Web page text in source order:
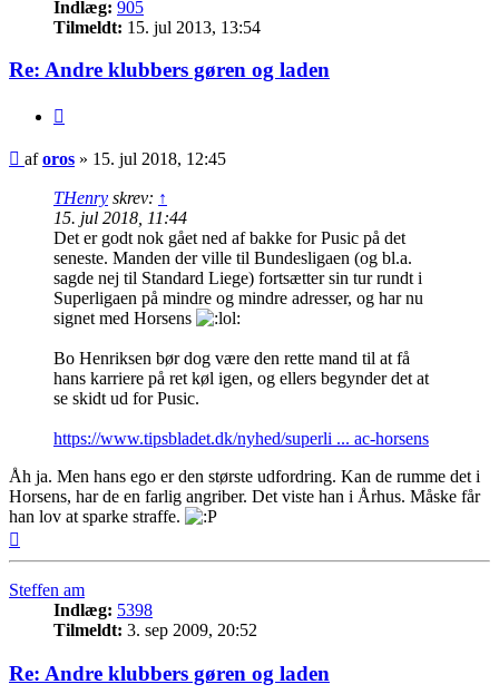
Indlæg: 905
Tilmeldt: 15. jul 2013, 13:54
Re: Andre klubbers gøren og laden
Indlæg
aforos » 15. jul 2018, 12:45
THenry skrev: ↑
15. jul 2018, 11:44
Det er godt nok gået ned af bakke for Pusic på det
seneste. Manden der ville til Bundesligaen (og bl.a.
sagde nej til Standard Liege) fortsætter sin tur rundt i
Superligaen på mindre og mindre adresser, og har nu
signet med Horsens
Bo Henriksen bør dog være den rette mand til at få
hans karriere på ret køl igen, og ellers begynder det at
se skidt ud for Pusic.
https://www.tipsbladet.dk/nyhed/superli ... ac-horsens
Åh ja. Men hans ego er den største udfordring. Kan de rumme det i
Horsens, har de en farlig angriber. Det viste han i Århus. Måske får
han lov at sparke straffe.
Steffen am
Indlæg: 5398
Tilmeldt: 3. sep 2009, 20:52
Re: Andre klubbers gøren og laden